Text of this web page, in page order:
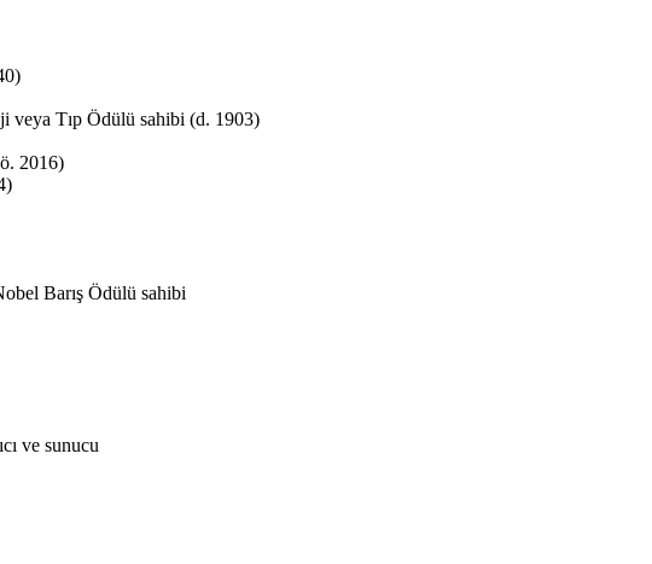
veya Tıp Ödülü sahibi (d. 1903)
2016)
Barış Ödülü sahibi
ve sunucu